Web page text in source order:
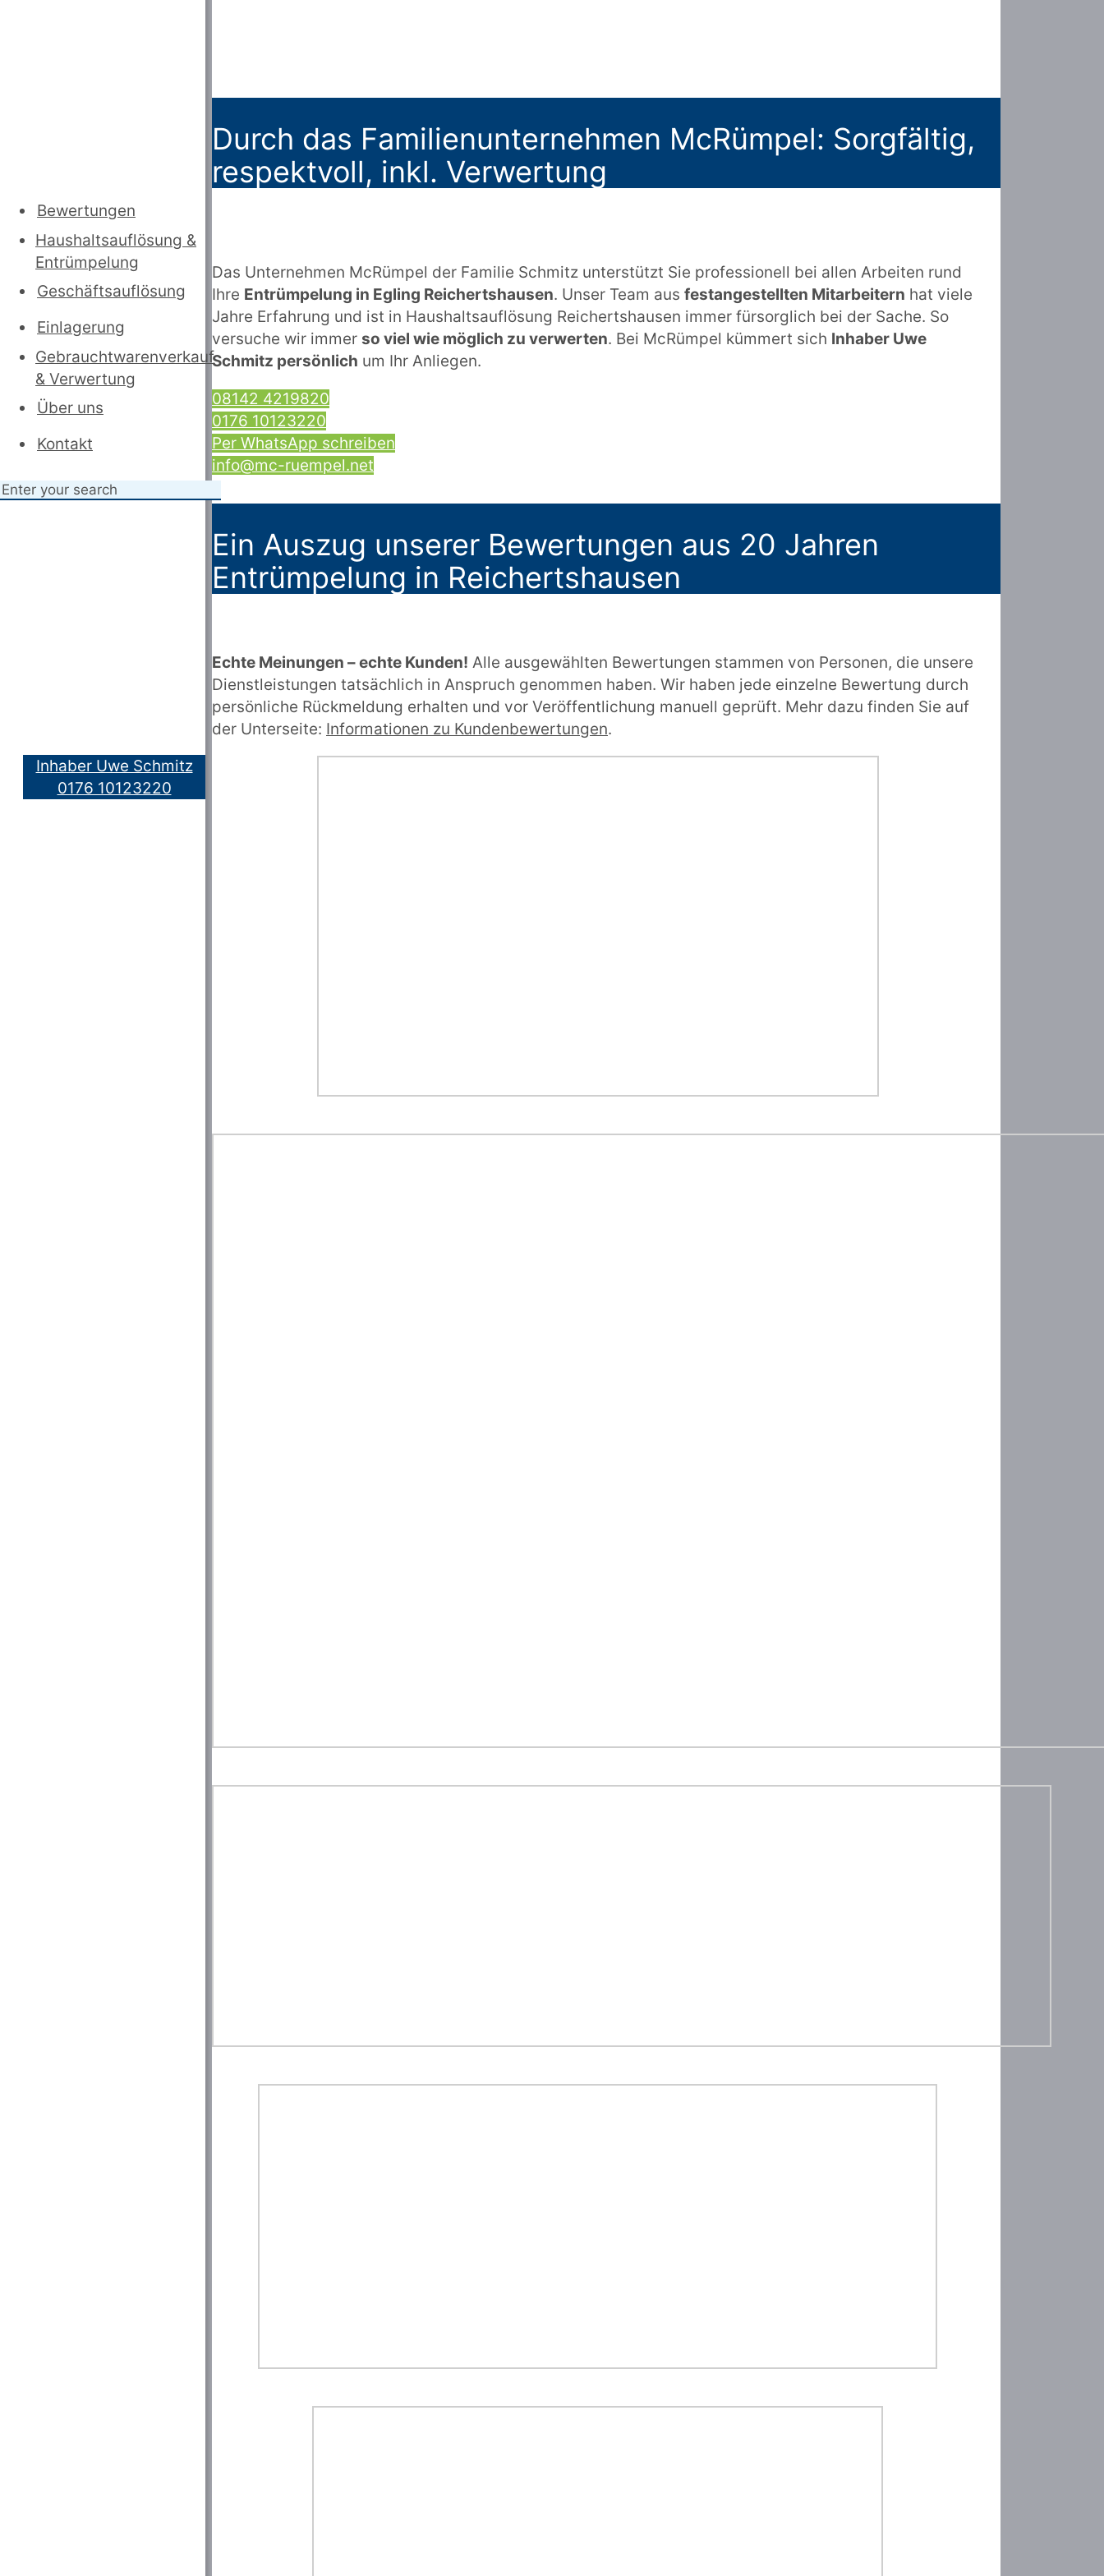
Bewertungen
Haushaltsauflösung &
Entrümpelung
Geschäftsauflösung
Einlagerung
Gebrauchtwarenverkauf
& Verwertung
Über uns
Kontakt
Inhaber Uwe Schmitz
0176 10123220
Durch das Familienunternehmen McRümpel: Sorgfältig,
respektvoll, inkl. Verwertung
Das Unternehmen McRümpel der Familie Schmitz unterstützt Sie professionell bei allen Arbeiten rund
Ihre Entrümpelung in Egling Reichertshausen. Unser Team aus festangestellten Mitarbeitern hat viele
Jahre Erfahrung und ist in Haushaltsauflösung Reichertshausen immer fürsorglich bei der Sache. So
versuche wir immer so viel wie möglich zu verwerten. Bei McRümpel kümmert sich Inhaber Uwe
Schmitz persönlich um Ihr Anliegen.
08142 4219820
0176 10123220
Per WhatsApp schreiben
info@mc-ruempel.net
Ein Auszug unserer Bewertungen aus 20 Jahren
Entrümpelung in Reichertshausen
Echte Meinungen – echte Kunden! Alle ausgewählten Bewertungen stammen von Personen, die unsere
Dienstleistungen tatsächlich in Anspruch genommen haben. Wir haben jede einzelne Bewertung durch
persönliche Rückmeldung erhalten und vor Veröffentlichung manuell geprüft. Mehr dazu finden Sie auf
der Unterseite: Informationen zu Kundenbewertungen.